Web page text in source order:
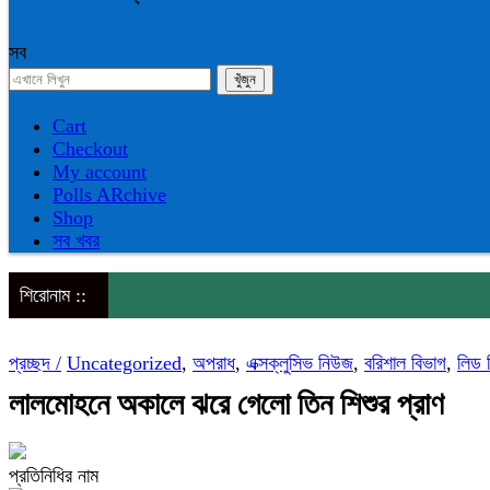
সব
Cart
Checkout
My account
Polls ARchive
Shop
সব খবর
শিরোনাম ::
প্রচ্ছদ / Uncategorized, অপরাধ, এক্সক্লুসিভ নিউজ, বরিশাল বিভাগ, লিড
লালমোহনে অকালে ঝরে গেলো তিন শিশুর প্রাণ
প্রতিনিধির নাম